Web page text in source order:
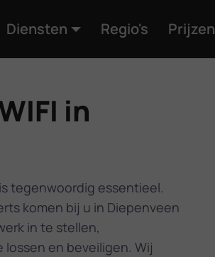
Diensten Regio's Prijzen
in
tegenwoordig essentieel.
komen bij u in Diepenveen
in te stellen,
en beveiligen. Wij